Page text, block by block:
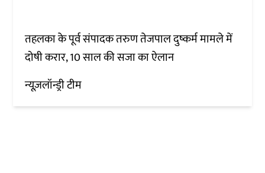
तहलका के पूर्व संपादक तरुण तेजपाल दुष्कर्म मामले में
दोषी करार, 10 साल की सजा का ऐलान
न्यूज़लॉन्ड्री टीम